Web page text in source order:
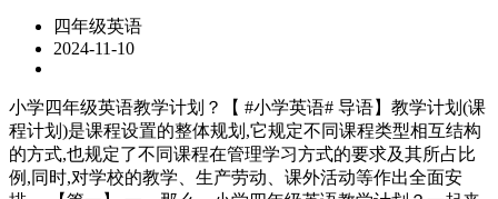
四年级英语
2024-11-10
小学四年级英语教学计划？【 #小学英语# 导语】教学计划(课
程计划)是课程设置的整体规划,它规定不同课程类型相互结构
的方式,也规定了不同课程在管理学习方式的要求及其所占比
例,同时,对学校的教学、生产劳动、课外活动等作出全面安